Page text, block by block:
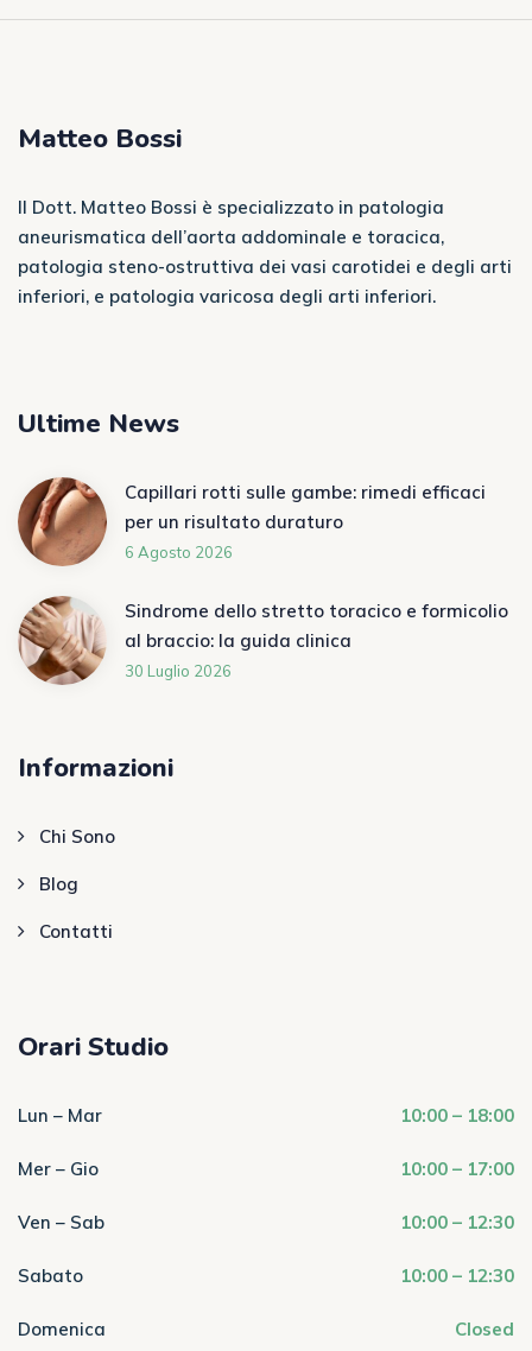
Matteo Bossi
Il Dott. Matteo Bossi è specializzato in patologia
aneurismatica dell’aorta addominale e toracica,
patologia steno-ostruttiva dei vasi carotidei e degli arti
inferiori, e patologia varicosa degli arti inferiori.
Ultime News
Capillari rotti sulle gambe: rimedi efficaci
per un risultato duraturo
6 Agosto 2026
Sindrome dello stretto toracico e formicolio
al braccio: la guida clinica
30 Luglio 2026
Informazioni
Chi Sono
Blog
Contatti
Orari Studio
Lun – Mar 10:00 – 18:00
Mer – Gio 10:00 – 17:00
Ven – Sab 10:00 – 12:30
Sabato 10:00 – 12:30
Domenica Closed